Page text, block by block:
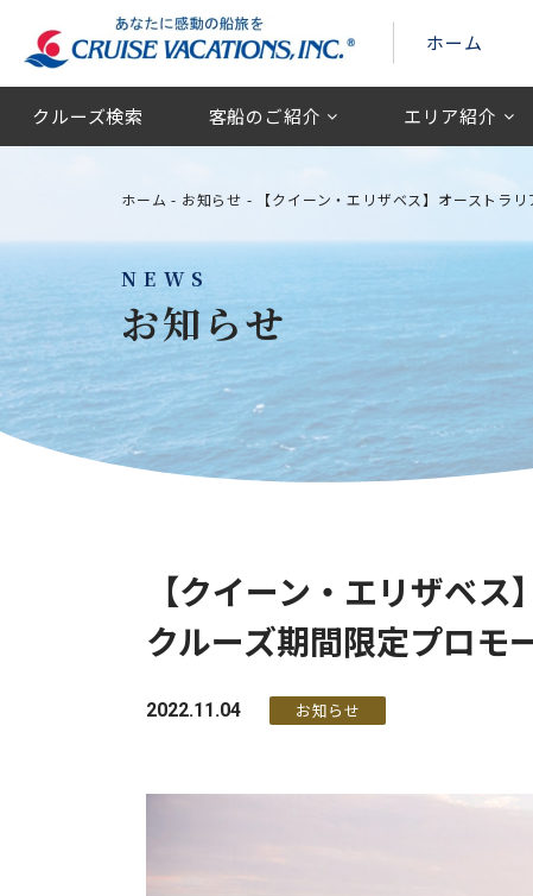
ホーム
クルーズ検索 客船のご紹介 エリア紹介
NEWS
お知らせ
ホーム - お知らせ - 【クイーン・エリザベス】オーストラ
【クイーン・エリザベ
クルーズ期間限定プロモ
2022.11.04 お知らせ